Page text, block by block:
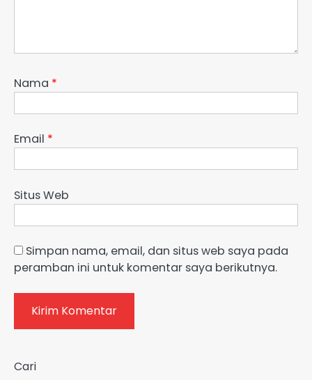
Nama *
Email *
Situs Web
Simpan nama, email, dan situs web saya pada
peramban ini untuk komentar saya berikutnya.
Cari